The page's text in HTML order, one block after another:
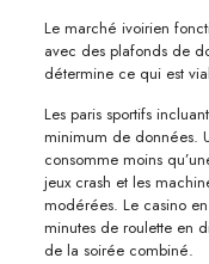
Le marché ivoirien
avec des plafonds de
détermine ce qui est
Les paris sportifs
minimum de données.
consomme moins
jeux crash et les
modérées. Le casino
minutes de roulette en
de la soirée combiné.